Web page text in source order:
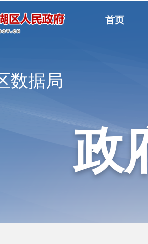
首页
数据局
政